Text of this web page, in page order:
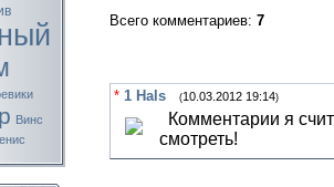
Винс
Всего комментариев: 7
* 1 Hals (10.03.2012 19:14)
Комментарии я
смотреть!